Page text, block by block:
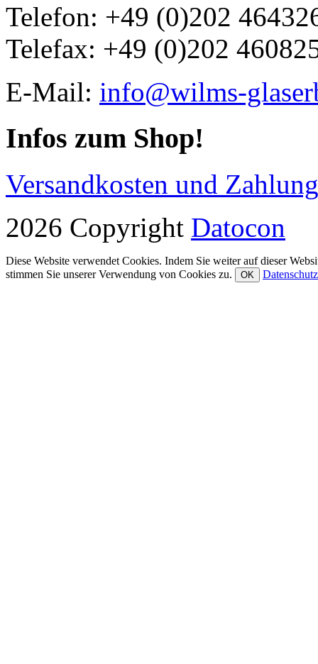
Telefon: +49 (0)202
Telefax: +49 (0)202
E-Mail: info@wilms-
Infos zum Shop!
Versandkosten und
2026 Copyright Datocon
Diese Website verwendet Cookies. Indem Sie weiter auf dieser
stimmen Sie unserer Verwendung von Cookies zu.
OK